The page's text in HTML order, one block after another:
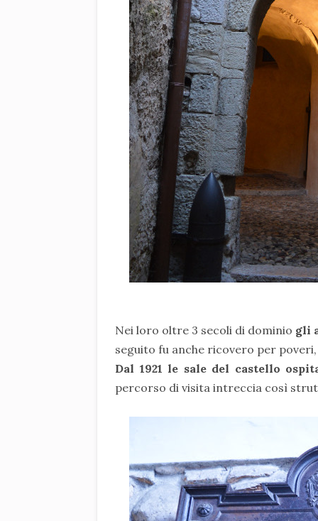
Nei loro oltre 3 secoli di dominio gli
seguito fu anche ricovero per
Dal 1921 le sale del castello
percorso di visita intreccia così